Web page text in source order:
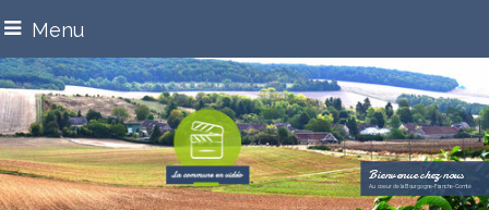
Menu
Bienvenue chez nous
Au coeur de la Bourgogne-Franche-Comté